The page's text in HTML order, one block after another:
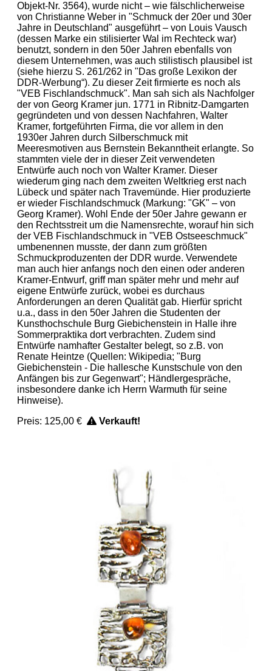
Objekt-Nr. 3564), wurde nicht – wie fälschlicherweise
von Christianne Weber in "Schmuck der 20er und 30er
Jahre in Deutschland" ausgeführt – von Louis Vausch
(dessen Marke ein stilisierter Wal im Rechteck war)
benutzt, sondern in den 50er Jahren ebenfalls von
diesem Unternehmen, was auch stilistisch plausibel ist
(siehe hierzu S. 261/262 in "Das große Lexikon der
DDR-Werbung“). Zu dieser Zeit firmierte es noch als
"VEB Fischlandschmuck". Man sah sich als Nachfolger
der von Georg Kramer jun. 1771 in Ribnitz-Damgarten
gegründeten und von dessen Nachfahren, Walter
Kramer, fortgeführten Firma, die vor allem in den
1930er Jahren durch Silberschmuck mit
Meeresmotiven aus Bernstein Bekanntheit erlangte. So
stammten viele der in dieser Zeit verwendeten
Entwürfe auch noch von Walter Kramer. Dieser
wiederum ging nach dem zweiten Weltkrieg erst nach
Lübeck und später nach Travemünde. Hier produzierte
er wieder Fischlandschmuck (Markung: "GK" – von
Georg Kramer). Wohl Ende der 50er Jahre gewann er
den Rechtsstreit um die Namensrechte, worauf hin sich
der VEB Fischlandschmuck in "VEB Ostseeschmuck"
umbenennen musste, der dann zum größten
Schmuckproduzenten der DDR wurde. Verwendete
man auch hier anfangs noch den einen oder anderen
Kramer-Entwurf, griff man später mehr und mehr auf
eigene Entwürfe zurück, wobei es durchaus
Anforderungen an deren Qualität gab. Hierfür spricht
u.a., dass in den 50er Jahren die Studenten der
Kunsthochschule Burg Giebichenstein in Halle ihre
Sommerpraktika dort verbrachten. Zudem sind
Entwürfe namhafter Gestalter belegt, so z.B. von
Renate Heintze (Quellen: Wikipedia; "Burg
Giebichenstein - Die hallesche Kunstschule von den
Anfängen bis zur Gegenwart"; Händlergespräche,
insbesondere danke ich Herrn Warmuth für seine
Hinweise).
Preis: 125,00 € Verkauft!